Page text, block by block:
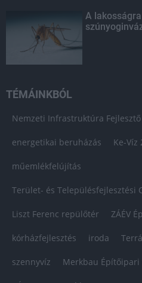
A
TÉMÁINKBÓL
Nemzeti Infrastruktúra Fejlesztő
energetikai beruházás Ke-Víz
műemlékfelújítás
Terület- és Településfejlesztési
Liszt Ferenc repülőtér ZÁÉV
kórházfejlesztés iroda
szennyvíz Merkbau Építőipari